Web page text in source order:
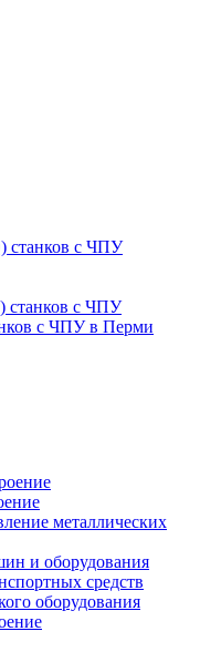
станков с ЧПУ
станков с ЧПУ
с ЧПУ в Перми
металлических
и оборудования
средств
оборудования